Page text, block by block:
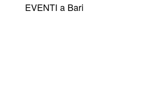
EVENTI a Bari